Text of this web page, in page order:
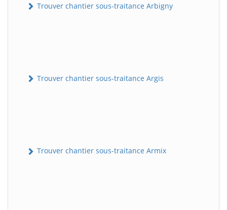
Trouver chantier sous-traitance Arbigny
Trouver chantier sous-traitance Argis
Trouver chantier sous-traitance Armix